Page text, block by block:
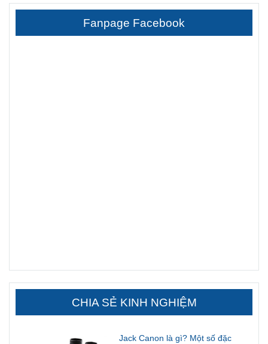
Fanpage Facebook
CHIA SẺ KINH NGHIỆM
Jack Canon là gì? Một số đặc